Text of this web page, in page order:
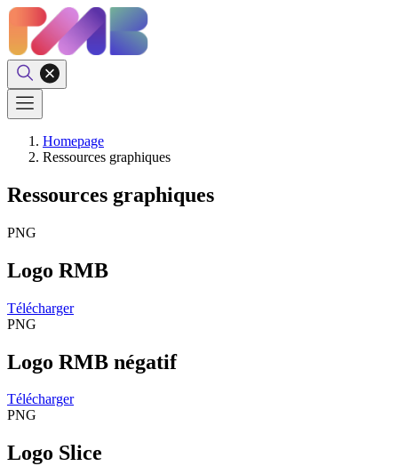
Homepage
Ressources graphiques
Ressources graphiques
PNG
Logo RMB
Télécharger
PNG
Logo RMB négatif
Télécharger
PNG
Logo Slice